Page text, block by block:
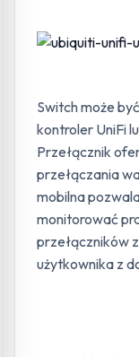
Switch może
kontroler UniFi
Przełącznik
przełączania
mobilna
monitorować
przełączników
użytkownika z